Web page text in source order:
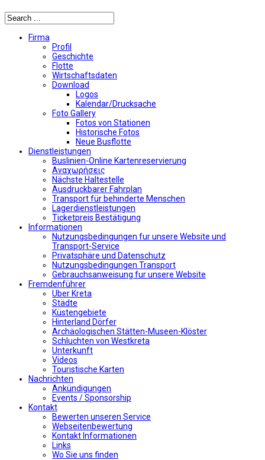
Firma
Profil
Geschichte
Flotte
Wirtschaftsdaten
Download
Logos
Kalendar/Drucksache
Foto Gallery
Fotos von Stationen
Historische Fotos
Neue Busflotte
Dienstleistungen
Buslinien-Online Kartenreservierung
Αναχωρήσεις
Nächste Haltestelle
Αusdruckbarer Fahrplan
Transport für behinderte Menschen
Lagerdienstleistungen
Ticketpreis Bestätigung
Informationen
Nutzungsbedingungen fur unsere Website und
Transport-Service
Privatsphäre und Datenschutz
Nutzungsbedingungen Transport
Gebrauchsanweisung fur unsere Website
Fremdenführer
Uber Kreta
Städte
Küstengebiete
Hinterland Dörfer
Archäologischen Stätten-Museen-Klöster
Schluchten von Westkreta
Unterkunft
Videos
Touristische Karten
Nachrichten
Ankündigungen
Events / Sponsorship
Kontakt
Bewerten unseren Service
Webseitenbewertung
Kontakt Informationen
Links
Wo Sie uns finden